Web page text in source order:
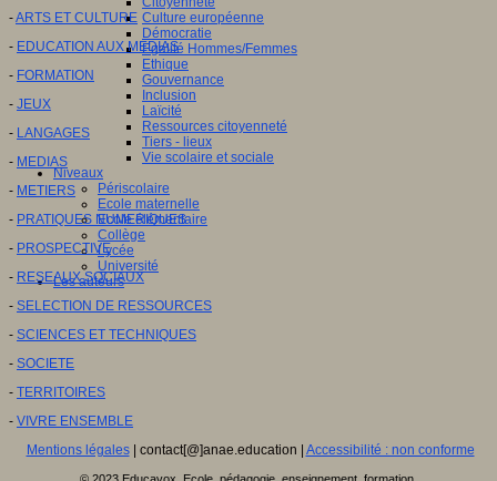
Culture européenne
Démocratie
Egalité Hommes/Femmes
Ethique
Gouvernance
Inclusion
Laïcité
Ressources citoyenneté
Tiers - lieux
Vie scolaire et sociale
Niveaux
Périscolaire
Ecole maternelle
Ecole élémentaire
Collège
Lycée
Université
Les auteurs
-ARTS ET CULTURE
- EDUCATION AUX MEDIAS
- FORMATION
- JEUX
- LANGAGES
- MEDIAS
- METIERS
- PRATIQUES NUMERIQUES
- PROSPECTIVE
- RESEAUX SOCIAUX
- SELECTION DE RESSOURCES
- SCIENCES ET TECHNIQUES
- SOCIETE
- TERRITOIRES
- VIVRE ENSEMBLE
Mentions légales| contact[@]anae.education | Accessibilité : non conforme
© 2023 Educavox, Ecole, pédagogie, enseignement, formation